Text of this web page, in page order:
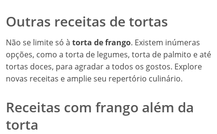
Outras receitas de tortas
Não se limite só à torta de frango. Existem inúmeras
opções, como a torta de legumes, torta de palmito e até
tortas doces, para agradar a todos os gostos. Explore
novas receitas e amplie seu repertório culinário.
Receitas com frango além da
torta